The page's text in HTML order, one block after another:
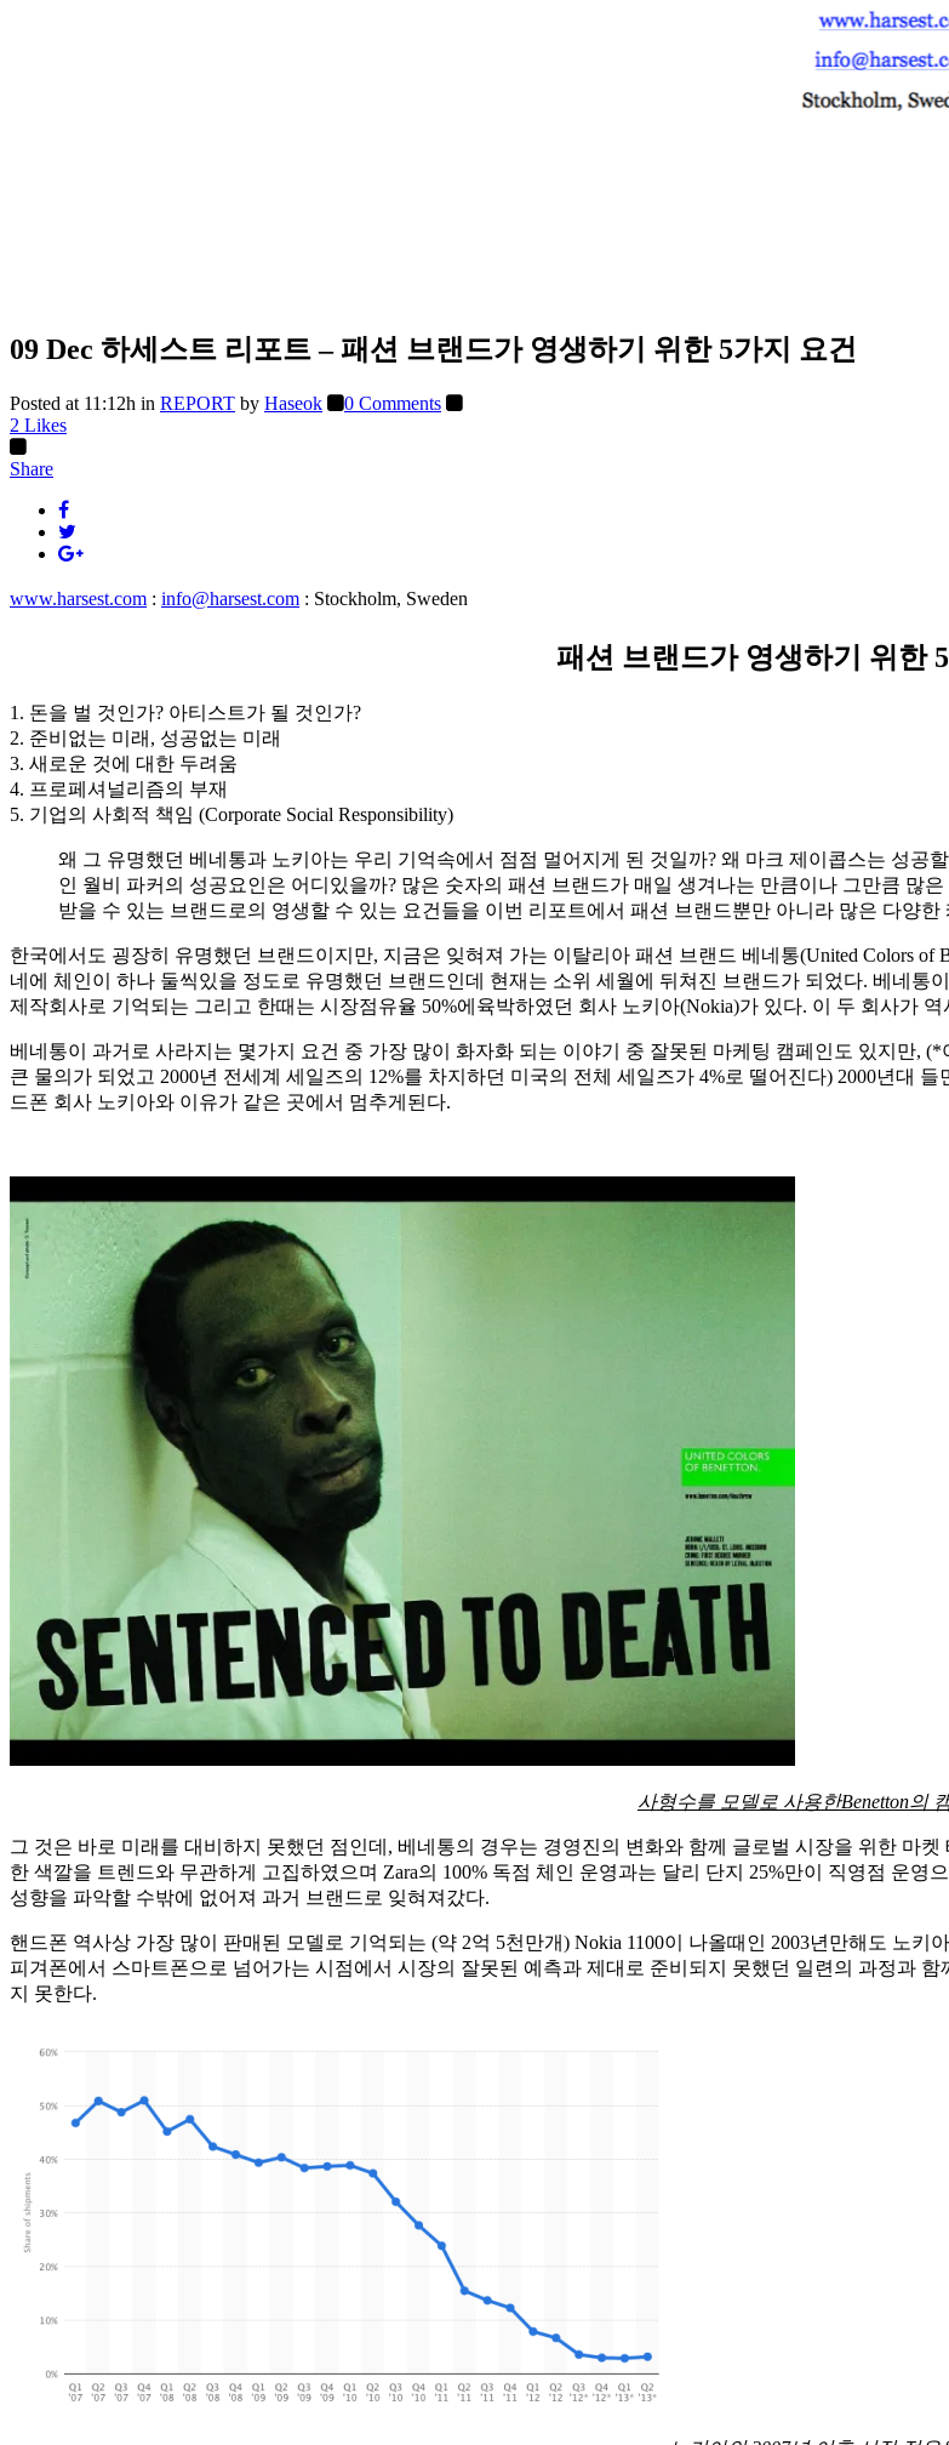
09 Dec 하세스트 리포트 – 패션 브랜드가 영생하기 위한 5가지 요건
Posted at 11:12h in REPORT by Haseok
0 Comments
2 Likes
Share
www.harsest.com : info@harsest.com : Stockholm, Sweden
패션 브랜드가 영생하기 위한
1. 돈을 벌 것인가? 아티스트가 될 것인가?
2. 준비없는 미래, 성공없는 미래
3. 새로운 것에 대한 두려움
4. 프로페셔널리즘의 부재
5. 기업의 사회적 책임 (Corporate Social Responsibility)
왜 그 유명했던 베네통과 노키아는 우리 기억속에서 점점 멀어지게 된 것일까? 왜 마크 제이콥스는 성공
인 월비 파커의 성공요인은 어디있을까? 많은 숫자의 패션 브랜드가 매일 생겨나는 만큼이나 그만큼 많
받을 수 있는 브랜드로의 영생할 수 있는 요건들을 이번 리포트에서 패션 브랜드뿐만 아니라 많은 다양한
한국에서도 굉장히 유명했던 브랜드이지만, 지금은 잊혀져 가는 이탈리아 패션 브랜드 베네통(United Colors of
네에 체인이 하나 둘씩있을 정도로 유명했던 브랜드인데 현재는 소위 세월에 뒤쳐진 브랜드가 되었다. 베네통
제작회사로 기억되는 그리고 한때는 시장점유율 50%에육박하였던 회사 노키아(Nokia)가 있다. 이 두 회사가
베네통이 과거로 사라지는 몇가지 요건 중 가장 많이 화자화 되는 이야기 중 잘못된 마케팅 캠페인도 있지만,
큰 물의가 되었고 2000년 전세계 세일즈의 12%를 차지하던 미국의 전체 세일즈가 4%로 떨어진다) 2000년대
드폰 회사 노키아와 이유가 같은 곳에서 멈추게된다.
사형수를 모델로 사용한Benetton의
그 것은 바로 미래를 대비하지 못했던 점인데, 베네통의 경우는 경영진의 변화와 함께 글로벌 시장을 위한 마
한 색깔을 트렌드와 무관하게 고집하였으며 Zara의 100% 독점 체인 운영과는 달리 단지 25%만이 직영점 운
성향을 파악할 수밖에 없어져 과거 브랜드로 잊혀져갔다.
핸드폰 역사상 가장 많이 판매된 모델로 기억되는 (약 2억 5천만개) Nokia 1100이 나올때인 2003년만해도 노
피겨폰에서 스마트폰으로 넘어가는 시점에서 시장의 잘못된 예측과 제대로 준비되지 못했던 일련의 과정과
지 못한다.